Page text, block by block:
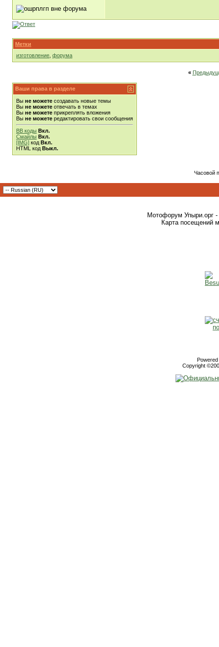
Метки
изготовление форума
«
Ваши права в разделе
Вы не можете создавать новые темы
Вы не можете отвечать в темах
Вы не можете прикреплять вложения
Вы не можете редактировать свои сообщения
BB коды Вкл.
Смайлы Вкл.
[IMG] код Вкл.
HTML код Выкл.
Часовой
Мотофорум Упыри.орг -
Карта посещений
Copyright